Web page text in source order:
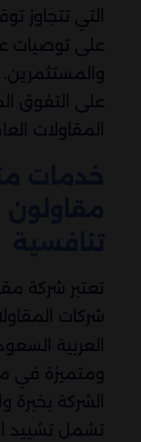
التي تتجاوز
على توصيات
والمستثمرين.
على التفوق
المقاولات
تعتبر شركة
شركات
العربية
ومتميزة في
الشركة
تشمل تشييد